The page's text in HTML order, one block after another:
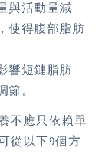
與活動量減
使得腹部脂肪
響短鏈脂肪
節。
不應只依賴單
從以下9個方